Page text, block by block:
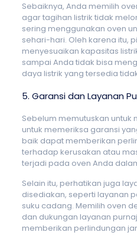
Sebaiknya, Anda memilih
agar tagihan listrik tidak
sering menggunakan oven
sehari-hari. Oleh karena itu,
menyesuaikan kapasitas
sampai Anda tidak bisa
daya listrik yang tersedia
5. Garansi dan Layanan
Sebelum memutuskan untuk
untuk memeriksa garansi
baik dapat memberikan
terhadap kerusakan atau
terjadi pada oven Anda
Selain itu, perhatikan juga
disediakan, seperti layanan
suku cadang. Memilih oven
dan dukungan layanan
memberikan perlindungan